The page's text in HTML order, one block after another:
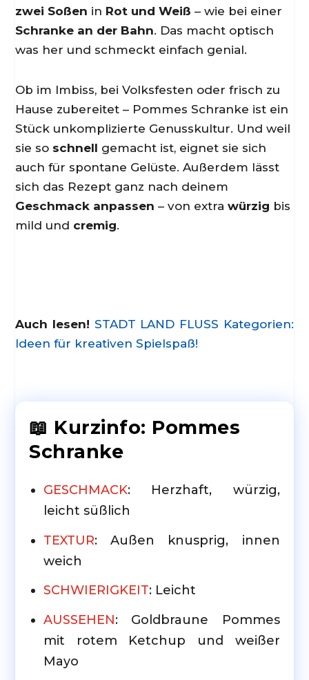
zwei Soßen in Rot und Weiß – wie bei einer
Schranke an der Bahn. Das macht optisch
was her und schmeckt einfach genial.
Ob im Imbiss, bei Volksfesten oder frisch zu
Hause zubereitet – Pommes Schranke ist ein
Stück unkomplizierte Genusskultur. Und weil
sie so schnell gemacht ist, eignet sie sich
auch für spontane Gelüste. Außerdem lässt
sich das Rezept ganz nach deinem
Geschmack anpassen – von extrawürzig bis
mild und cremig.
Auch lesen! STADT LAND FLUSS Kategorien:
Ideen für kreativen Spielspaß!
📖 Kurzinfo: Pommes
Schranke
GESCHMACK: Herzhaft, würzig,
leicht süßlich
TEXTUR: Außen knusprig, innen
weich
SCHWIERIGKEIT: Leicht
AUSSEHEN: Goldbraune Pommes
mit rotem Ketchup und weißer
Mayo